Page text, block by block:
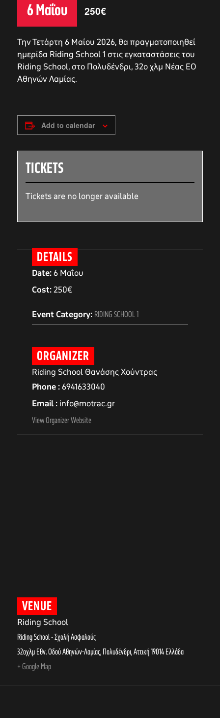
6 Μαΐου 250€
Την Τετάρτη 6 Μαίου 2026, θα πραγματοποιηθεί
ημερίδα Riding School 1 στις εγκαταστάσεις του
Riding School, στο Πολυδένδρι, 32ο χλμ Νέας ΕΟ
Αθηνών Λαμίας.
Add to calendar
DETAILS
Date:6 Μαΐου
Cost:250€
Event Category: RIDING SCHOOL 1
ORGANIZER
Riding School Θανάσης Χούντρας
Phone 6941633040
Email info@motrac.gr
View Organizer Website
VENUE
Riding School
Riding School - Σχολή Ασφαλούς
32οχλμ Εθν. Οδού Αθηνών-Λαμίας, Πολυδένδρι,Αττική19014Ελλάδα
+ Google Map
TICKETS
Tickets are no longer available